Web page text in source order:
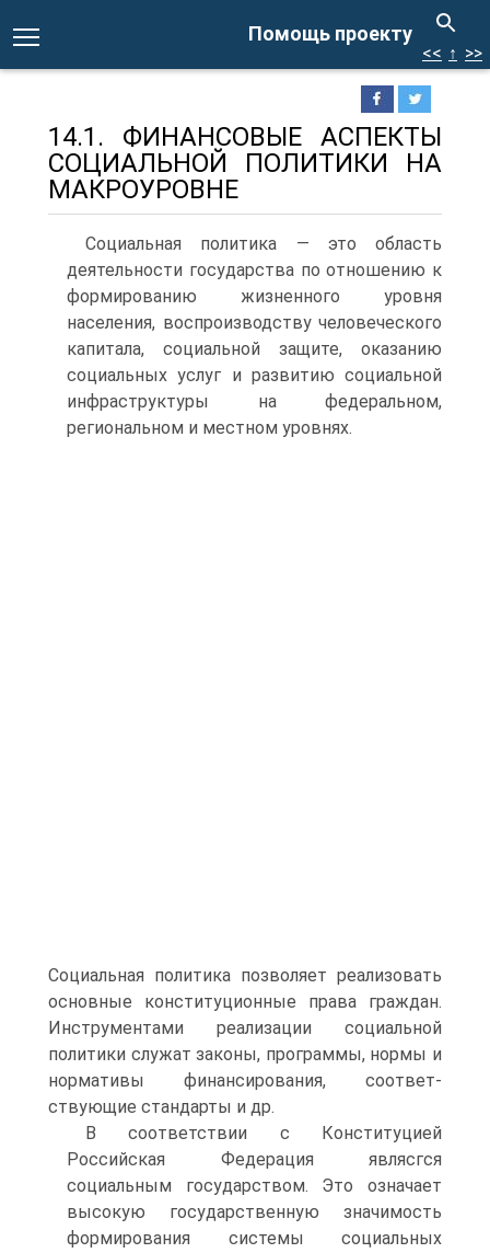
Помощь проекту
<< ↑ >>
14.1. ФИНАНСОВЫЕ АСПЕКТЫ
СОЦИАЛЬНОЙ ПОЛИТИКИ НА
МАКРОУРОВНЕ
Социальная политика — это область
деятельности государства по отношению к
формированию жизненного уровня
населения, вос­производству человеческого
капитала, социальной защите, оказа­нию
социальных услуг и развитию социальной
инфраструктуры на федеральном,
региональном и местном уровнях.
Социальная поли­тика позволяет реализовать
основные конституционные права гра­ждан.
Инструментами реализации социальной
политики служат за­коны, программы, нормы и
нормативы финансирования, соответ­
ствующие стандарты и др.
В соответствии с Конституцией
Российская Федерация являсгся
социальным государством. Это означает
высокую государственную значимость
формирования системы социальных